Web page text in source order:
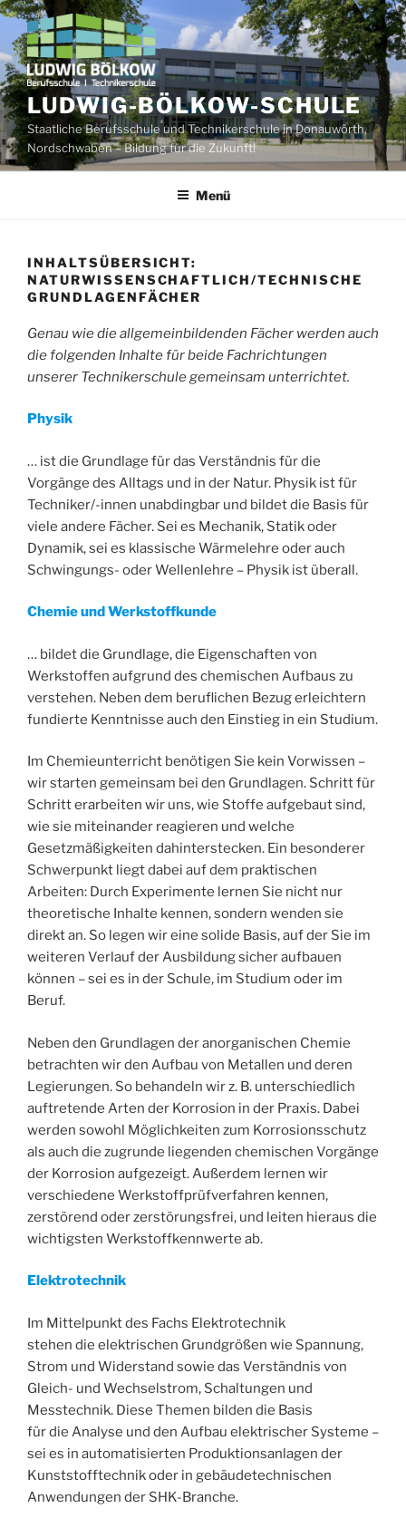
Zum
Inhalt
springen
LUDWIG-BÖLKOW-SCHULE
Staatliche Berufsschule und Technikerschule in Donauwörth,
Nordschwaben – Bildung für die Zukunft!
Menü
INHALTSÜBERSICHT:
NATURWISSENSCHAFTLICH/TECHNISCHE
GRUNDLAGENFÄCHER
Genau wie die allgemeinbildenden Fächer werden auch
die folgenden Inhalte für beide Fachrichtungen
unserer Technikerschule gemeinsam unterrichtet.
Physik
… ist die Grundlage für das Verständnis für die
Vorgänge des Alltags und in der Natur. Physik ist für
Techniker/-innen unabdingbar und bildet die Basis für
viele andere Fächer. Sei es Mechanik, Statik oder
Dynamik, sei es klassische Wärmelehre oder auch
Schwingungs- oder Wellenlehre – Physik ist überall.
Chemie und Werkstoffkunde
… bildet die Grundlage, die Eigenschaften von
Werkstoffen aufgrund des chemischen Aufbaus zu
verstehen. Neben dem beruflichen Bezug erleichtern
fundierte Kenntnisse auch den Einstieg in ein Studium.
Im Chemieunterricht benötigen Sie kein Vorwissen –
wir starten gemeinsam bei den Grundlagen. Schritt für
Schritt erarbeiten wir uns, wie Stoffe aufgebaut sind,
wie sie miteinander reagieren und welche
Gesetzmäßigkeiten dahinterstecken. Ein besonderer
Schwerpunkt liegt dabei auf dem praktischen
Arbeiten: Durch Experimente lernen Sie nicht nur
theoretische Inhalte kennen, sondern wenden sie
direkt an. So legen wir eine solide Basis, auf der Sie im
weiteren Verlauf der Ausbildung sicher aufbauen
können – sei es in der Schule, im Studium oder im
Beruf.
Neben den Grundlagen der anorganischen Chemie
betrachten wir den Aufbau von Metallen und deren
Legierungen. So behandeln wir z. B. unterschiedlich
auftretende Arten der Korrosion in der Praxis. Dabei
werden sowohl Möglichkeiten zum Korrosionsschutz
als auch die zugrunde liegenden chemischen Vorgänge
der Korrosion aufgezeigt. Außerdem lernen wir
verschiedene Werkstoffprüfverfahren kennen,
zerstörend oder zerstörungsfrei, und leiten hieraus die
wichtigsten Werkstoffkennwerte ab.
Elektrotechnik
Im Mittelpunkt des Fachs Elektrotechnik
stehen die elektrischen Grundgrößen wie Spannung,
Strom und Widerstand sowie das Verständnis von
Gleich- und Wechselstrom, Schaltungen und
Messtechnik. Diese Themen bilden die Basis
für die Analyse und den Aufbau elektrischer Systeme –
sei es in automatisierten Produktionsanlagen der
Kunststofftechnik oder in gebäudetechnischen
Anwendungen der SHK-Branche.